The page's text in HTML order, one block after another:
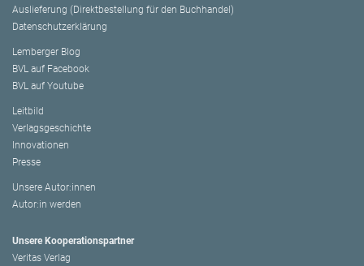
Auslieferung (Direktbestellung für den Buchhandel)
Datenschutzerklärung
Lemberger Blog
BVL auf Facebook
BVL auf Youtube
Leitbild
Verlagsgeschichte
Innovationen
Presse
Unsere Autor:innen
Autor:in werden
Unsere Kooperationspartner
Veritas Verlag